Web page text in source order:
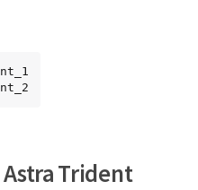
Trident